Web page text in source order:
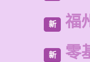
新 福
新 零